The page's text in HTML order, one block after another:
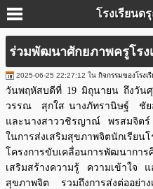
โรงเรียน
ร่วมพัฒนาศักยภาพครูโรง
2025-06-25 22:27:12 ใน กิจกรรมของโรงเ
วันพฤหัสบดีที่ 19 มิถุนายน ถึงวัน
วรรณ สุกใส นางภัทรานิษฐ์ ชั
และนางสาววชิรญาณ์ พรสมจิตร์
ในการส่งเสริมสุขภาพจิตนักเรียน
โครงการขับเคลื่อนการพัฒนาก
เสริมสร้างความรู้ ความเข้าใจ
สุขภาพจิต รวมถึงการส่งต่ออย่า